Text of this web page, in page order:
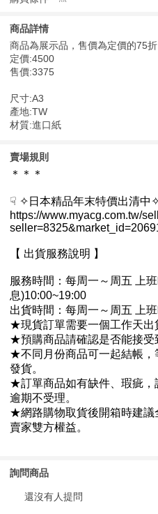
商品詳情
商品為展示品，售價為定價的75折
定價:4500
售價:3375
尺寸:A3
產地:TW
材質:進口紙
賣場規則
詢問商品
還沒有人提問